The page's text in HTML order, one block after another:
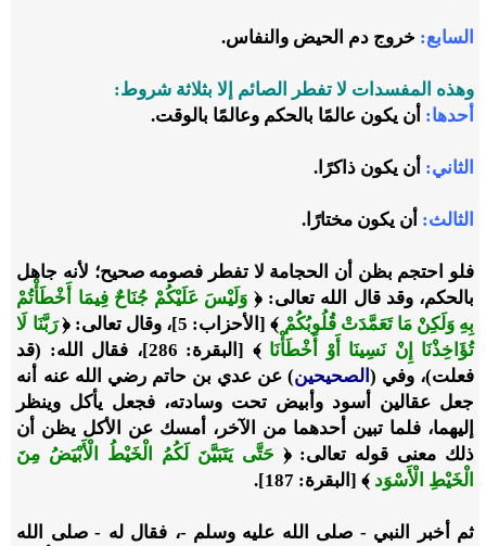
السابع: خروج دم الحيض والنفاس.
وهذه المفسدات لا تفطر الصائم إلا بثلاثة شروط:
أحدها: أن يكون عالمًا بالحكم وعالمًا بالوقت.
الثاني: أن يكون ذاكرًا.
الثالث: أن يكون مختارًا.
فلو احتجم بظن أن الحجامة لا تفطر فصومه صحيح؛ لأنه جاهل
بالحكم، وقد قال الله تعالى: ﴿ وَلَيْسَ عَلَيْكُمْ جُنَاحٌ فِيمَا أَخْطَأْتُمْ
بِهِ وَلَكِنْ مَا تَعَمَّدَتْ قُلُوبُكُمْ ﴾ [الأحزاب: 5]، وقال تعالى: ﴿
رَبَّنَا لَا
تُؤَاخِذْنَا إِنْ نَسِينَا أَوْ أَخْطَأْنَا
﴾ [البقرة: 286]، فقال الله: (قد
فعلت)، وفي ( الصحيحين) عن عدي بن حاتم رضي الله عنه أنه
جعل عقالين أسود وأبيض تحت وسادته، فجعل يأكل وينظر
إليهما، فلما تبين أحدهما من الآخر، أمسك عن الأكل يظن أن
ذلك معنى قوله تعالى: ﴿ حَتَّى يَتَبَيَّنَ لَكُمُ الْخَيْطُ الْأَبْيَضُ مِنَ
الْخَيْطِ الْأَسْوَد ﴾ [البقرة: 187].
ثم أخبر النبي - صلى الله عليه وسلم -، فقال له - صلى الله